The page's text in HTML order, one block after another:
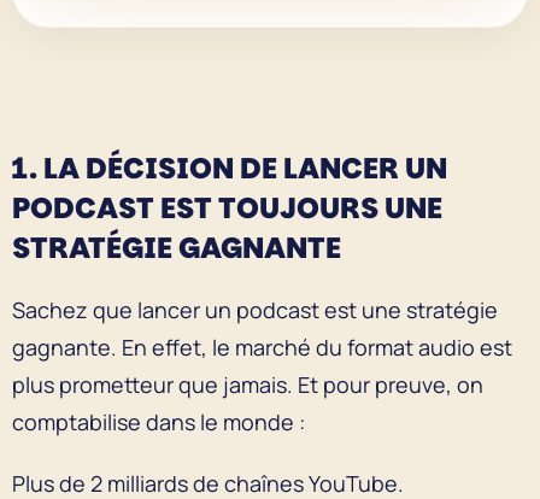
1. LA DÉCISION DE LANCER UN
PODCAST EST TOUJOURS UNE
STRATÉGIE GAGNANTE
Sachez que lancer un podcast est une stratégie
gagnante. En effet, le marché du format audio est
plus prometteur que jamais. Et pour preuve, on
comptabilise dans le monde :
Plus de 2 milliards de chaînes YouTube.